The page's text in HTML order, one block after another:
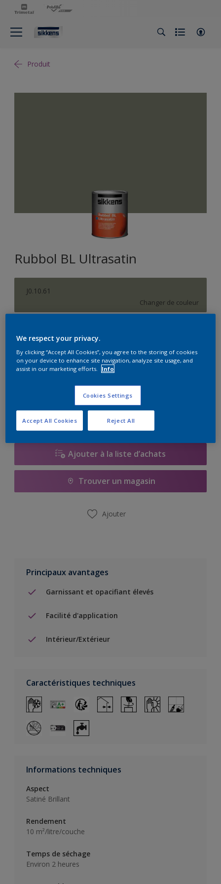
Produit
Rubbol BL Ultrasatin
J0.10.61
Changer de couleur
Quantité Calculateur de peinture
Ajouter à la liste d’achats
Trouver un magasin
Ajouter
Principaux avantages
Garnissant et opacifiant élevés
Facilité d'application
Intérieur/Extérieur
Caractéristiques techniques
Informations techniques
Aspect
Satiné Brillant
Rendement
10 m²/litre/couche
Temps de séchage
Environ 2 heures
We respect your privacy.
By clicking “Accept All Cookies”, you agree to the storing of cookies
on your device to enhance site navigation, analyze site usage, and
assist in our marketing efforts.
Info
Cookies Settings
Reject All
Accept All Cookies